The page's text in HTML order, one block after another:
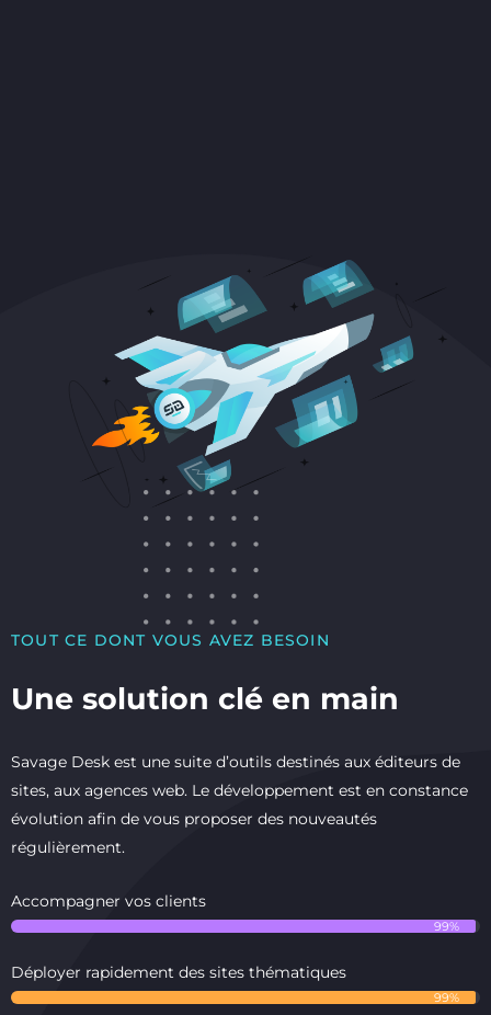
TOUT CE DONT VOUS AVEZ BESOIN
Une solution clé en main
Savage Desk est une suite d’outils destinés aux éditeurs de
sites, aux agences web. Le développement est en constance
évolution afin de vous proposer des nouveautés
régulièrement.
Accompagner vos clients
99%
Déployer rapidement des sites thématiques
99%